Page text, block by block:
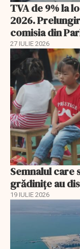
TVA de 9% la
2026.
comisia din
27 IULIE 2026
Semnalul care
grădinițe au
19 IULIE 2026